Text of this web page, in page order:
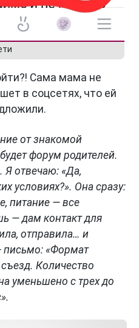
Сама мама не
в соцсетях, что ей
от знакомой
форум родителей.
Я отвечаю: «Да,
условиях?». Она сразу:
питание — все
— дам контакт для
отправила… и
письмо: «Формат
Количество
уменьшено с трех до